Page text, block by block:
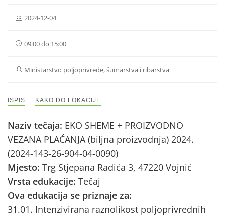
2024-12-04
09:00 do 15:00
Ministarstvo poljoprivrede, šumarstva i ribarstva
ISPIS KAKO DO LOKACIJE
Naziv tečaja: EKO SHEME + PROIZVODNO
VEZANA PLAĆANJA (biljna proizvodnja) 2024.
(2024-143-26-904-04-0090)
Mjesto: Trg Stjepana Radića 3, 47220 Vojnić
Vrsta edukacije: Tečaj
Ova edukacija se priznaje za:
31.01. Intenzivirana raznolikost poljoprivrednih